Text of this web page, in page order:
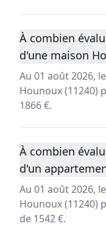
À combien
d'une maison
Au 01 août 2026,
Hounoux (11240)
1866 €.
À combien
d'un
Au 01 août 2026,
Hounoux (11240)
de 1542 €.